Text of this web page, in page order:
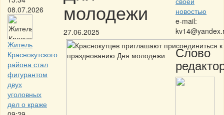
08.07.2026
Житель
Краснокутского
района стал
фигурантом
двух
уголовных
дел о краже
молодежи
27.06.2025
новостью
e-mail:
Слово